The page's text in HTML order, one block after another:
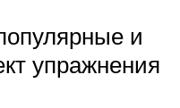
и
упражнения